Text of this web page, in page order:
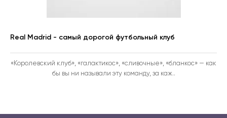
Real Madrid - самый дорогой футбольный клуб
«Королевский клуб», «галактикос», «сливочные», «бланкос» — как
бы вы ни называли эту команду, за каж..